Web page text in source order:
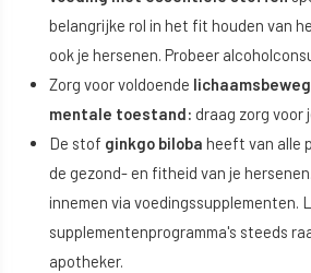
belangrijke rol in het fit houden van
ook je hersenen. Probeer
Zorg voor voldoende
mentale toestand: draag zorg voor
De stof ginkgo biloba heeft van alle
de gezond- en fitheid van je
innemen via voedingssupplementen.
supplementenprogramma's steeds
apotheker.